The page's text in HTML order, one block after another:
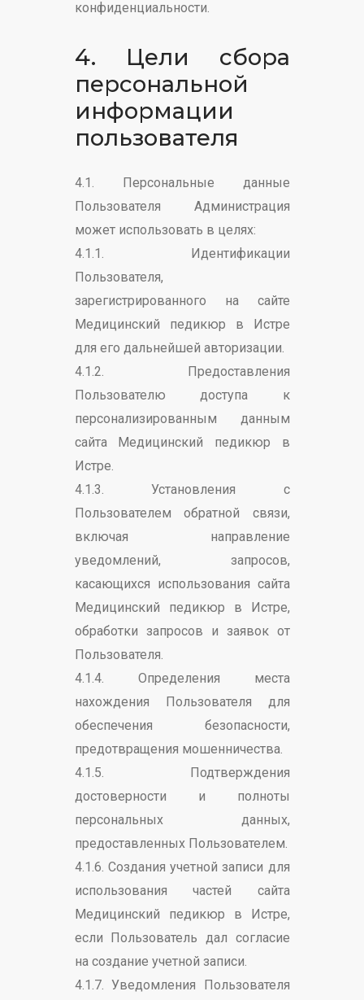
конфиденциальности.
4. Цели сбора
персональной
информации
пользователя
4.1. Персональные данные
Пользователя Администрация
может использовать в целях:
4.1.1. Идентификации
Пользователя,
зарегистрированного на сайте
Медицинский педикюр в Истре
для его дальнейшей авторизации.
4.1.2. Предоставления
Пользователю доступа к
персонализированным данным
сайта Медицинский педикюр в
Истре.
4.1.3. Установления с
Пользователем обратной связи,
включая направление
уведомлений, запросов,
касающихся использования сайта
Медицинский педикюр в Истре,
обработки запросов и заявок от
Пользователя.
4.1.4. Определения места
нахождения Пользователя для
обеспечения безопасности,
предотвращения мошенничества.
4.1.5. Подтверждения
достоверности и полноты
персональных данных,
предоставленных Пользователем.
4.1.6. Создания учетной записи для
использования частей сайта
Медицинский педикюр в Истре,
если Пользователь дал согласие
на создание учетной записи.
4.1.7. Уведомления Пользователя